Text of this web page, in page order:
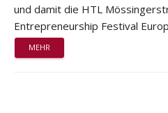
und damit die HTL
Entrepreneurship Festival
MEHR